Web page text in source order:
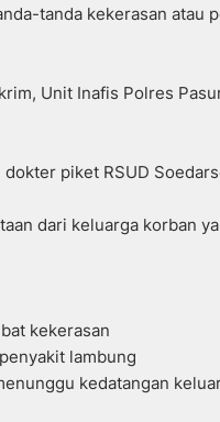
tanda kekerasan atau
Unit Inafis Polres
piket RSUD
dari keluarga korban
kekerasan
lambung
kedatangan